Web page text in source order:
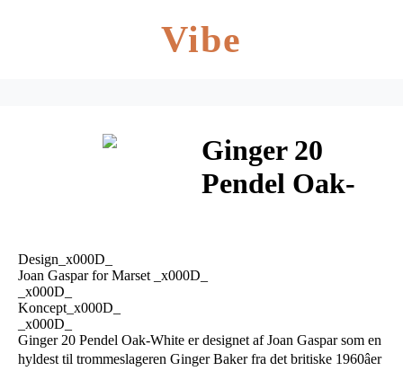
Vibe
Ginger 20
Pendel Oak-
Design_x000D_
Joan Gaspar for Marset _x000D_
_x000D_
Koncept_x000D_
_x000D_
Ginger 20 Pendel Oak-White er designet af Joan Gaspar som en
hyldest til trommeslageren Ginger Baker fra det britiske 1960âer